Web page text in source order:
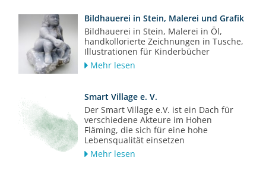
Bildhauerei in Stein, Malerei und Grafik
Bildhauerei in Stein, Malerei in Öl,
handkollorierte Zeichnungen in Tusche,
Illustrationen für Kinderbücher
Mehr lesen
Smart Village e. V.
Der Smart Village e.V. ist ein Dach für
verschiedene Akteure im Hohen
Fläming, die sich für eine hohe
Lebensqualität einsetzen
Mehr lesen